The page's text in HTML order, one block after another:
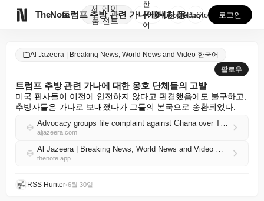
TheNote
제
품
에이
전트
트럼프 추방 관련 가나에 대한 옹호 단체들의 고발
한
국
어
GooglePlay
AppStore 로그인
Al Jazeera | Breaking News, World News and Video 한국어
팔로우
트럼프 추방 관련 가나에 대한 옹호 단체들의 고발
미국 판사들이 이전에 안전하지 않다고 판결했음에도 불구하고,
추방자들은 가나로 보내졌다가 그들의 본국으로 송환되었다.
Advocacy groups file complaint against Ghana over Trump deportations
aljazeera.com
Al Jazeera | Breaking News, World News and Video 한국어 RSS
thenote.app
RSS Hunter•6월 30일